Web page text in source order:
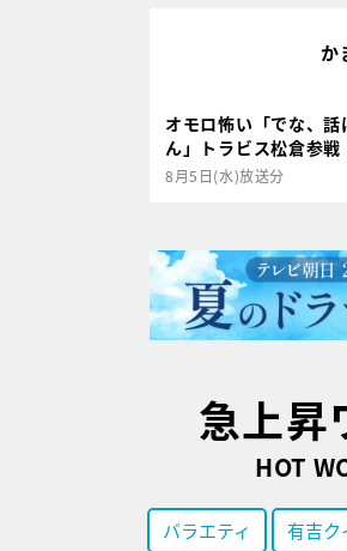
か
オモロ怖い「でな、
ん」トラビス松倉参戦
8月5日(水)放送分
急上昇
HOT
バラエティ 有吉ク